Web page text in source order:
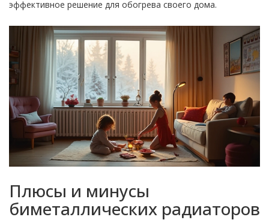
эффективное решение для обогрева своего дома.
Плюсы и минусы
биметаллических радиаторов